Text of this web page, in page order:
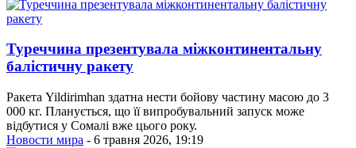
Туреччина презентувала міжконтинентальну
балістичну ракету
Ракета Yildirimhan здатна нести бойову частину масою до 3
000 кг. Планується, що її випробувальний запуск може
відбутися у Сомалі вже цього року.
Новости мира - 6 травня 2026, 19:19